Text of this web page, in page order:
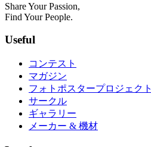
Share Your Passion,
Find Your People.
Useful
コンテスト
マガジン
フォトポスタープロジェクト
サークル
ギャラリー
メーカー & 機材